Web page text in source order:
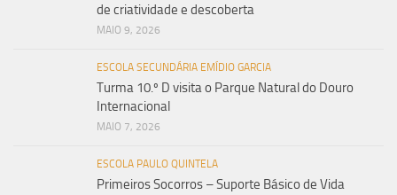
de criatividade e descoberta
MAIO 9, 2026
ESCOLA SECUNDÁRIA EMÍDIO GARCIA
Turma 10.º D visita o Parque Natural do Douro
Internacional
MAIO 7, 2026
ESCOLA PAULO QUINTELA
Primeiros Socorros – Suporte Básico de Vida